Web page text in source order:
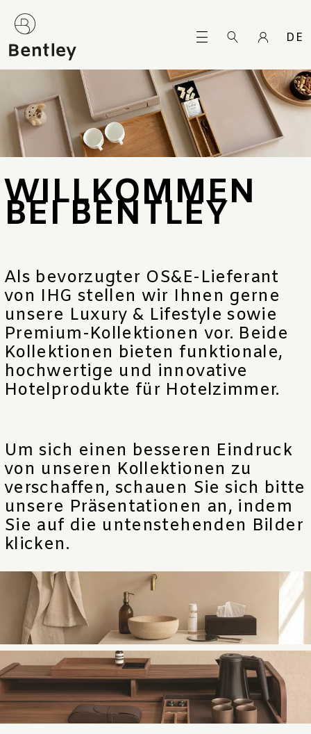
DE
WILLKOMMEN
BEI BENTLEY
Als bevorzugter OS&E-Lieferant
von IHG stellen wir Ihnen gerne
unsere Luxury & Lifestyle sowie
Premium-Kollektionen vor. Beide
Kollektionen bieten funktionale,
hochwertige und innovative
Hotelprodukte für Hotelzimmer.
Um sich einen besseren Eindruck
von unseren Kollektionen zu
verschaffen, schauen Sie sich bitte
unsere Präsentationen an, indem
Sie auf die untenstehenden Bilder
klicken.